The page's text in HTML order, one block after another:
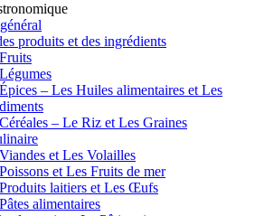
produits et des ingrédients
– Les Huiles alimentaires et Les
– Le Riz et Les Graines
et Les Volailles
et Les Fruits de mer
laitiers et Les Œufs
alimentaires